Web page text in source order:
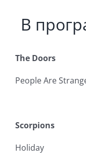
В
The Doors
People Are
Scorpions
Holiday